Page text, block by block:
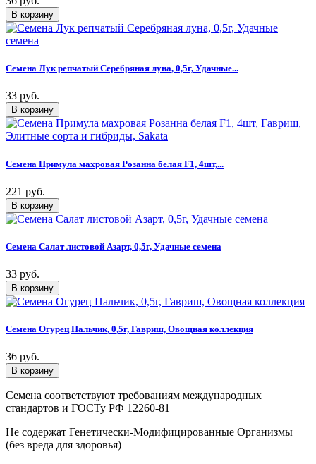
Семена Лук репчатый Серебряная луна, 0,5г, Удачные...
33 руб.
Семена Примула махровая Розанна белая F1, 4шт,...
221 руб.
Семена Салат листовой Азарт, 0,5г, Удачные семена
33 руб.
Семена Огурец Пальчик, 0,5г, Гавриш, Овощная коллекция
36 руб.
Семена соответствуют требованиям международных
стандартов и ГОСТу РФ 12260-81
Не содержат Генетически-Модифицированные Организмы
(без вреда для здоровья)